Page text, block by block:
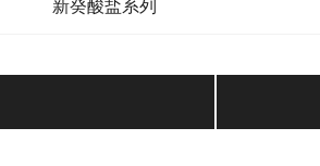
新癸酸盐系列